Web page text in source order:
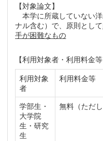
【対象論文】
本学に所蔵していない
ナル含む）で、原則として
手が困難なもの
【利用対象者・利用料金等
利用対象
者
利用料金等
学部生・
大学院
生・研究
生
無料（ただ